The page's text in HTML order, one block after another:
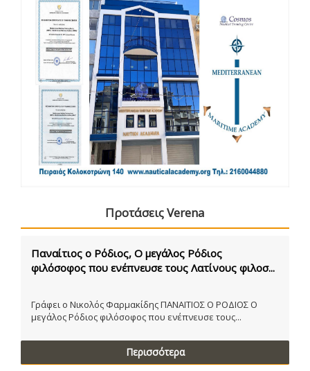
Προτάσεις Verena
Παναίτιος ο Ρόδιος, Ο μεγάλος Ρόδιος
φιλόσοφος που ενέπνευσε τους Λατίνους φιλοσ...
Γράφει ο Νικολός Φαρμακίδης ΠΑΝΑΙΤΙΟΣ Ο ΡΟΔΙΟΣ Ο
μεγάλος Ρόδιος φιλόσοφος που ενέπνευσε τους...
Περισσότερα